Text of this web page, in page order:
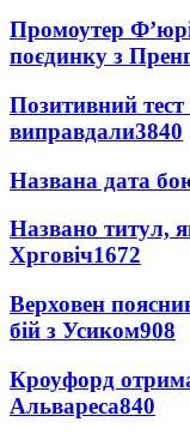
Промоутер
поєдинку з
Позитивний
виправдали3840
Названа дата
Названо титул,
Хрговіч1672
Верховен
бій з Усиком908
Кроуфорд
Альвареса840